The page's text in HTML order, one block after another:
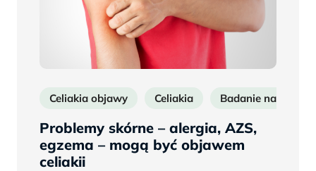
Celiakia objawy Celiakia Badanie na celiakię
Problemy skórne – alergia, AZS,
egzema – mogą być objawem
celiakii